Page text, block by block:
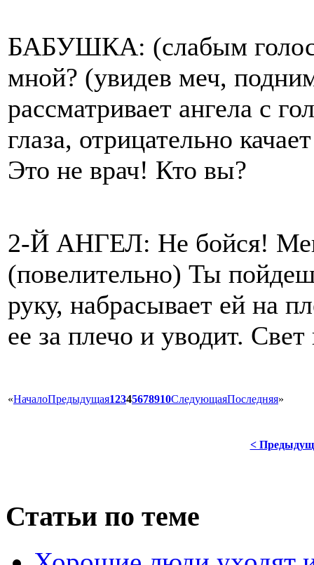
БАБУШКА: (слабым
мной? (увидев меч,
рассматривает ангела с
глаза, отрицательно
Это не врач! Кто вы?
2-Й АНГЕЛ: Не бойся!
(повелительно) Ты
руку, набрасывает ей на
ее за плечо и уводит. Свет
«НачалоПредыдущая12345678910СледующаяПоследняя»
<
Статьи по теме